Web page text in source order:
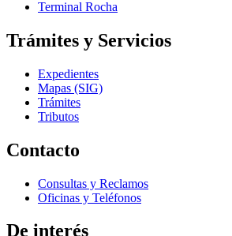
Terminal Rocha
Trámites y Servicios
Expedientes
Mapas (SIG)
Trámites
Tributos
Contacto
Consultas y Reclamos
Oficinas y Teléfonos
De interés